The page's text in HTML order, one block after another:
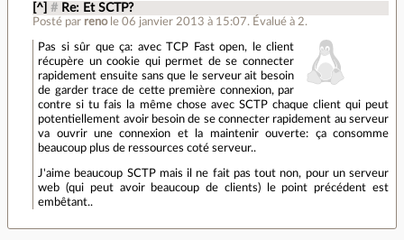
[^] # Re: Et SCTP?
Posté par reno le 06 janvier 2013 à 15:07. Évalué à 2.
Pas si sûr que ça: avec TCP Fast open, le client
récupère un cookie qui permet de se connecter
rapidement ensuite sans que le serveur ait besoin
de garder trace de cette première connexion, par
contre si tu fais la même chose avec SCTP chaque client qui peut
potentiellement avoir besoin de se connecter rapidement au serveur
va ouvrir une connexion et la maintenir ouverte: ça consomme
beaucoup plus de ressources coté serveur..
J'aime beaucoup SCTP mais il ne fait pas tout non, pour un serveur
web (qui peut avoir beaucoup de clients) le point précédent est
embêtant..